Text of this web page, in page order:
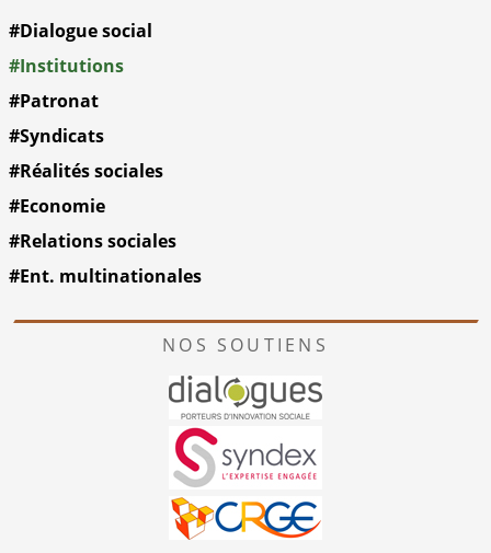
#Dialogue social
#Institutions
#Patronat
#Syndicats
#Réalités sociales
#Economie
#Relations sociales
#Ent. multinationales
NOS SOUTIENS